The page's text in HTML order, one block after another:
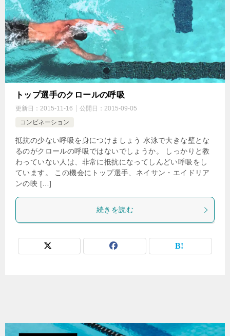
トップ選手のクロールの呼吸
更新日： 2015-11-16 公開日： 2015-09-05
コンビネーション
抵抗の少ない呼吸を身につけましょう 水泳で大きな壁とな
るのがクロールの呼吸ではないでしょうか。 しっかりと教
わっていない人は、非常に抵抗になってしんどい呼吸をし
ています。 この機会にトップ選手、ネイサン・エイドリア
ンの映 […]
続きを読む